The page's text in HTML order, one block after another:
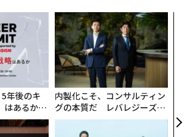
年、イーロン・マスクによって設立さ
クセスコストを劇的に削減し、最終的
惑星に住む種にすることが目的だ。同
を次々と達成してきた。民間資金によ
トとして初の軌道到達（2008年）、民
国際宇宙ステーション（ISS）への貨
、そして軌道クラスのブースターの着
年〜2017年）である。
5年後のキ
はあるか。
ィブのキャ
S
内製化こそ、コンサルティン
グの本質だ レバレジーズが
実践する、次世代ファームの